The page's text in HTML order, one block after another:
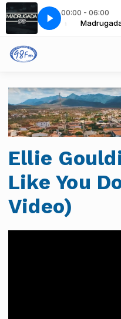
00:00 - 06:00
da Princesa Madrugada
Ellie
Like You
Video)